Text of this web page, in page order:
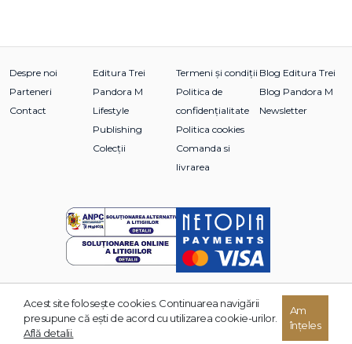
Despre noi
Parteneri
Contact
Editura Trei
Pandora M
Lifestyle
Publishing
Colecții
Termeni și condiții
Politica de
confidențialitate
Politica cookies
Comanda si
livrarea
Blog Editura Trei
Blog Pandora M
Newsletter
© 2026 Grupul Editorial TREI. Toate drepturile rezervate.
Acest site foloseşte cookies. Continuarea navigării
presupune că eşti de acord cu utilizarea cookie-urilor.
Află detalii.
Am
înțeles